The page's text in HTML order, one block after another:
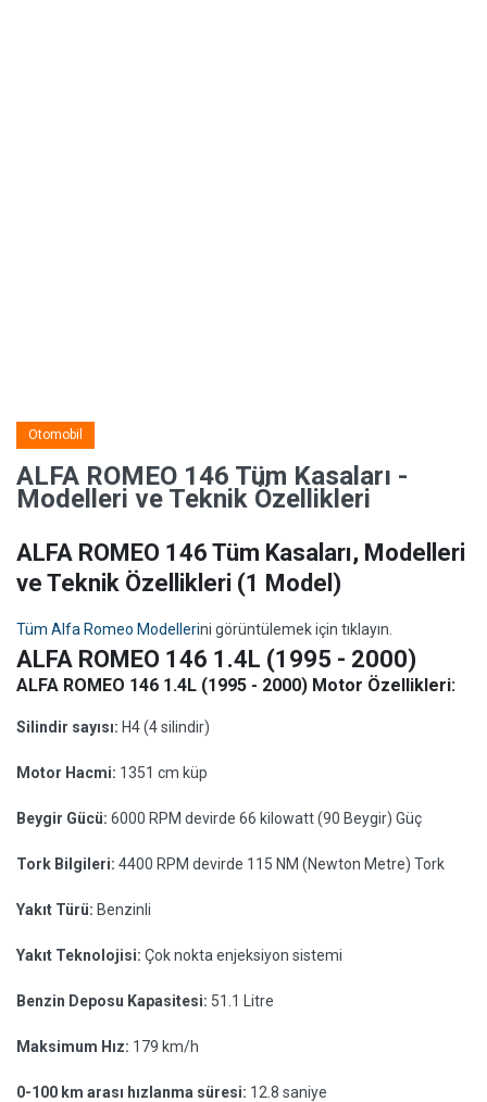
Otomobil
ALFA ROMEO 146 Tüm Kasaları -
Modelleri ve Teknik Özellikleri
ALFA ROMEO 146 Tüm Kasaları, Modelleri
ve Teknik Özellikleri (1 Model)
Tüm Alfa Romeo Modellerini görüntülemek için tıklayın.
ALFA ROMEO 146 1.4L (1995 - 2000)
ALFA ROMEO 146 1.4L (1995 - 2000) Motor Özellikleri:
Silindir sayısı: H4 (4 silindir)
Motor Hacmi: 1351 cm küp
Beygir Gücü: 6000 RPM devirde 66 kilowatt (90 Beygir) Güç
Tork Bilgileri: 4400 RPM devirde 115 NM (Newton Metre) Tork
Yakıt Türü: Benzinli
Yakıt Teknolojisi: Çok nokta enjeksiyon sistemi
Benzin Deposu Kapasitesi: 51.1 Litre
Maksimum Hız: 179 km/h
0-100 km arası hızlanma süresi: 12.8 saniye